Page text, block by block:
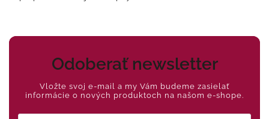
Odoberať newsletter
Vložte svoj e-mail a my Vám budeme zasielať
informácie o nových produktoch na našom e-shope.